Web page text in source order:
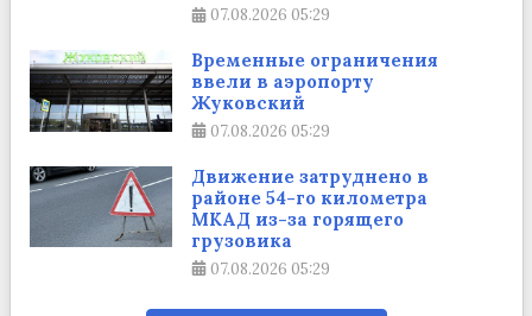
07.08.2026 05:29
Временные ограничения
ввели в аэропорту
Жуковский
07.08.2026 05:29
Движение затруднено в
районе 54-го километра
МКАД из-за горящего
грузовика
07.08.2026 05:29